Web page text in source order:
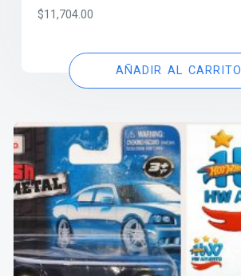
$11,704.00
AÑADIR AL CARRITO